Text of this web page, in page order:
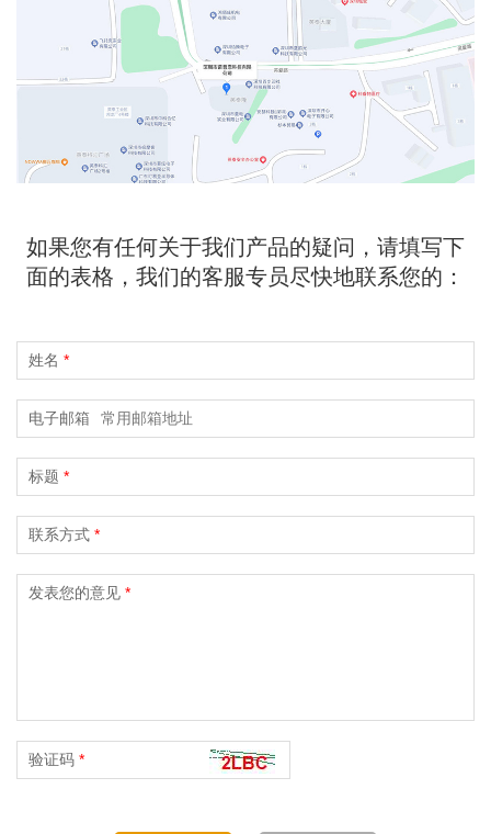
如果您有任何关于我们产品的疑问，请填写下
面的表格，我们的客服专员尽快地联系您的：
姓名 *
电子邮箱
标题 *
联系方式 *
发表您的意见 *
验证码 *